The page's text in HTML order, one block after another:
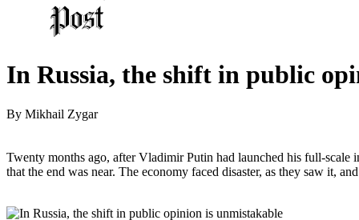
In Russia, the shift in public
By Mikhail Zygar
Twenty months ago, after Vladimir Putin had launched his full-
that the end was near. The economy faced disaster, as they saw it,